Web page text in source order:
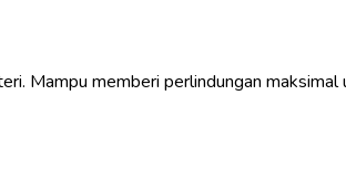
Mampu memberi perlindungan maksimal